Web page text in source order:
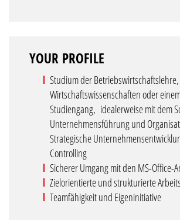
YOUR PROFILE
Studium der Betriebswirtschaftslehre,
Wirtschaftswissenschaften oder
Studiengang, idealerweise mit dem
Unternehmensführung und
Strategische
Controlling
Sicherer Umgang mit den MS-Office-
Zielorientierte und strukturierte
Teamfähigkeit und Eigeninitiative